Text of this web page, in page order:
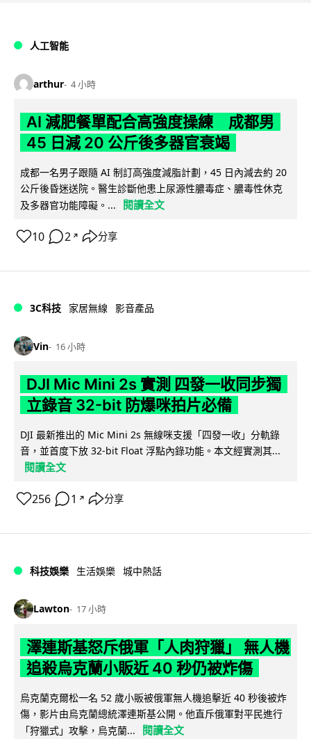
人工智能
arthur 4 小時
AI 減肥餐單配合高強度操練 成都男
45 日減 20 公斤後多器官衰竭
成都一名男子跟隨 AI 制訂高強度減脂計劃，45 日內減去約 20
公斤後昏迷送院。醫生診斷他患上尿源性膿毒症、膿毒性休克
及多器官功能障礙。...
閱讀全文
10 2 ↗ 分享
3C科技 家居無線 影音產品
Vin 16 小時
DJI Mic Mini 2s 實測 四發一收同步獨
立錄音 32-bit 防爆咪拍片必備
DJI 最新推出的 Mic Mini 2s 無線咪支援「四發一收」分軌錄
音，並首度下放 32-bit Float 浮點內錄功能。本文經實測其...
閱讀全文
256 1 ↗ 分享
科技娛樂 生活娛樂 城中熱話
Lawton 17 小時
澤連斯基怒斥俄軍「人肉狩獵」 無人機
追殺烏克蘭小販近 40 秒仍被炸傷
烏克蘭克爾松一名 52 歲小販被俄軍無人機追擊近 40 秒後被炸
傷，影片由烏克蘭總統澤連斯基公開。他直斥俄軍對平民進行
「狩獵式」攻擊，烏克蘭...
閱讀全文